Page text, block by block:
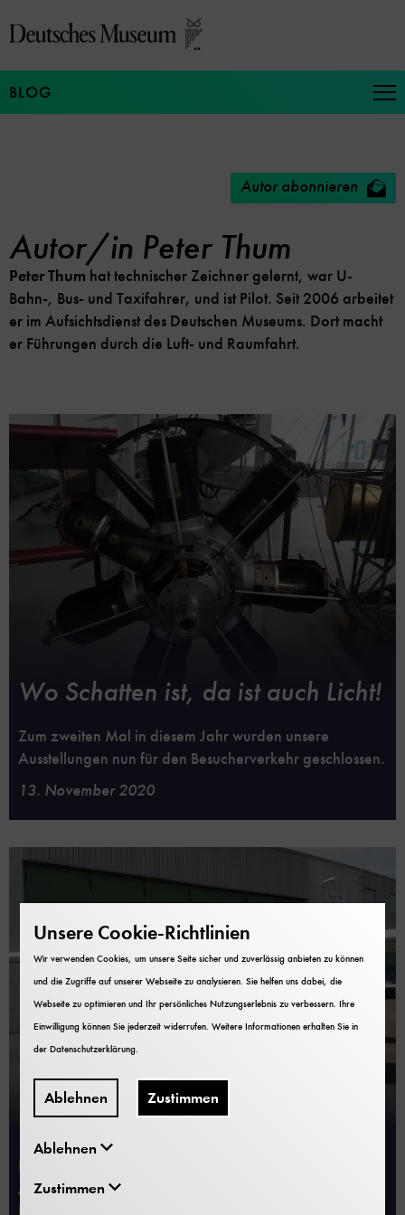
zum
BLOG
Autor abonnieren
Autor/in Peter Thum
Peter Thum hat technischer Zeichner gelernt, war U-
Bahn-, Bus- und Taxifahrer, und ist Pilot. Seit 2006 arbeitet
er im Aufsichtsdienst des Deutschen Museums. Dort macht
er Führungen durch die Luft- und Raumfahrt.
Wo Schatten ist, da ist auch Licht!
Zum zweiten Mal in diesem Jahr wurden unsere
Ausstellungen nun für den Besucherverkehr geschlossen.
13. November 2020
Deutschlandflug
Peter Thum und Hans Koberstein, Mitarbeiter im
Aufsichtsdienst der Ausstellung Luftfahrt, sind für das
Unsere Cookie-Richtlinien
Wir verwenden Cookies, um unsere Seite sicher und zuverlässig anbieten zu können
und die Zugriffe auf unserer Webseite zu analysieren. Sie helfen uns dabei, die
Webseite zu optimieren und Ihr persönliches Nutzungserlebnis zu verbessern. Ihre
Einwilligung können Sie jederzeit widerrufen. Weitere Informationen erhalten Sie in
derDatenschutzerklärung
Ablehnen Zustimmen
Ablehnen
Zustimmen